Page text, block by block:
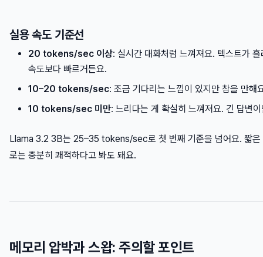
실용 속도 기준선
20 tokens/sec 이상: 실시간 대화처럼 느껴져요. 텍스트가
속도보다 빠르거든요.
10–20 tokens/sec: 조금 기다리는 느낌이 있지만 참을 만해
10 tokens/sec 미만: 느리다는 게 확실히 느껴져요. 긴 답변
Llama 3.2 3B는 25–35 tokens/sec로 첫 번째 기준을 넘어요. 짧은
로는 충분히 쾌적하다고 봐도 돼요.
메모리 압박과 스왑: 주의할 포인트